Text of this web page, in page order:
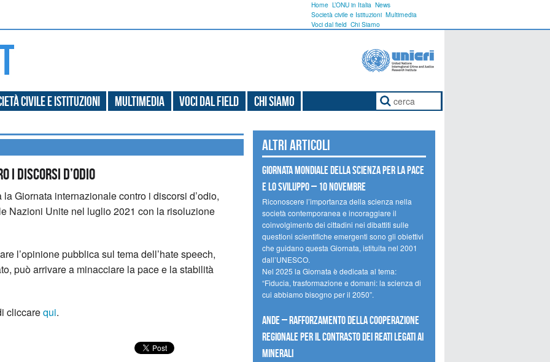
Home L’ONU in Italia News
Società civile e Istituzioni Multimedia
Voci dal field Chi Siamo
civile e Istituzioni Multimedia Voci dal field Chi Siamo
i discorsi d’odio
Giornata internazionale contro i discorsi d’odio,
Nazioni Unite nel luglio 2021 con la risoluzione
l’opinione pubblica sul tema dell’hate speech,
può arrivare a minacciare la pace e la stabilità
cliccarequi.
Altri articoli
Giornata mondiale della scienza per la pace
e lo sviluppo – 10 novembre
Riconoscere l’importanza della scienza nella
società contemporanea e incoraggiare il
coinvolgimento dei cittadini nei dibattiti sulle
questioni scientifiche emergenti sono gli obiettivi
che guidano questa Giornata, istituita nel 2001
dall’UNESCO.
Nel 2025 la Giornata è dedicata al tema:
“Fiducia, trasformazione e domani: la scienza di
cui abbiamo bisogno per il 2050”.
Ande – Rafforzamento della cooperazione
regionale per il contrasto dei reati legati ai
minerali